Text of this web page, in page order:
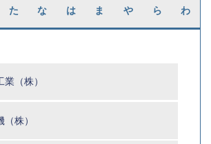
た な は ま や ら わ
（株）
株）